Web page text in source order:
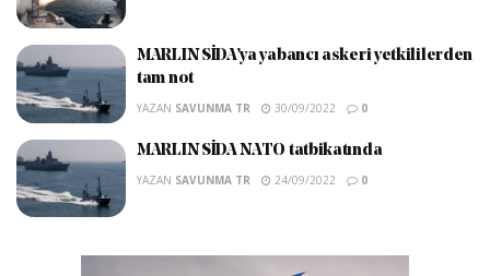
MARLIN SİDA’ya yabancı askeri yetkililerden
tam not
YAZAN SAVUNMA TR 30/09/2022 0
MARLIN SİDA NATO tatbikatında
YAZAN SAVUNMA TR 24/09/2022 0